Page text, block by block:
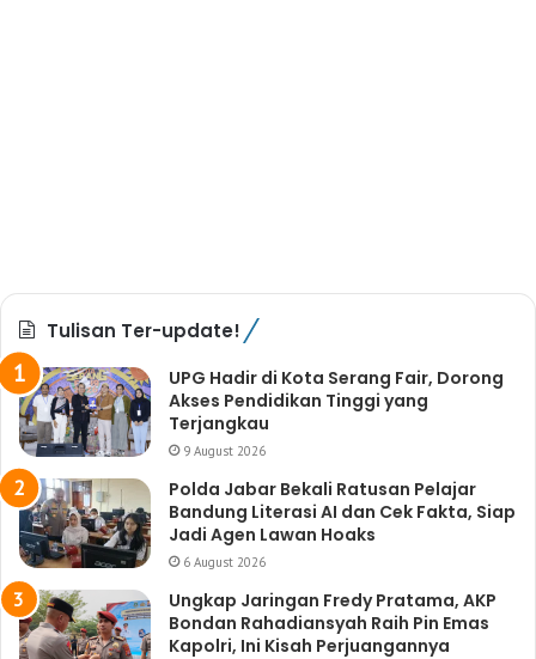
Tulisan Ter-update!
UPG Hadir di Kota Serang Fair, Dorong
Akses Pendidikan Tinggi yang
Terjangkau
9 August 2026
Polda Jabar Bekali Ratusan Pelajar
Bandung Literasi AI dan Cek Fakta, Siap
Jadi Agen Lawan Hoaks
6 August 2026
Ungkap Jaringan Fredy Pratama, AKP
Bondan Rahadiansyah Raih Pin Emas
Kapolri, Ini Kisah Perjuangannya